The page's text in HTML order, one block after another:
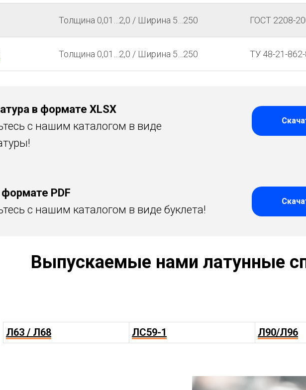
Толщина 0,01…2,0 / Ширина 5…250 ГОСТ 2208-
Толщина 0,01…2,0 / Ширина 5…250 ТУ 48-21-
в формате XLSX
с нашим каталогом в виде
PDF
с нашим каталогом в виде буклета!
Выпускаемые нами латунные
Л63 / Л68 ЛС59-1 Л90/Л96